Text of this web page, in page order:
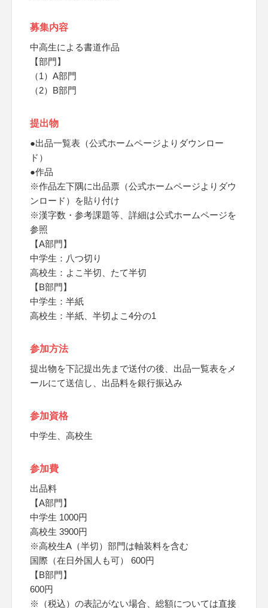
募集内容
中高生による書道作品
【部門】
（1）A部門
（2）B部門
提出物
●出品一覧表（公式ホームページよりダウンロー
ド）
●作品
※作品左下隅に出品票（公式ホームページよりダウ
ンロード）を貼り付け
※漢字数・参考課題等、詳細は公式ホームページを
参照
【A部門】
中学生：八つ切り
高校生：よこ半切、たて半切
【B部門】
中学生：半紙
高校生：半紙、半切よこ4分の1
参加方法
提出物を下記提出先まで送付の後、出品一覧表をメ
ールにて送信し、出品料を銀行振込み
参加資格
中学生、高校生
参加費
出品料
【A部門】
中学生 1000円
高校生 3900円
※高校生A（半切）部門は軸装料を含む
国際（在日外国人も可） 600円
【B部門】
600円
※（税込）の表記がない場合、総額については直接